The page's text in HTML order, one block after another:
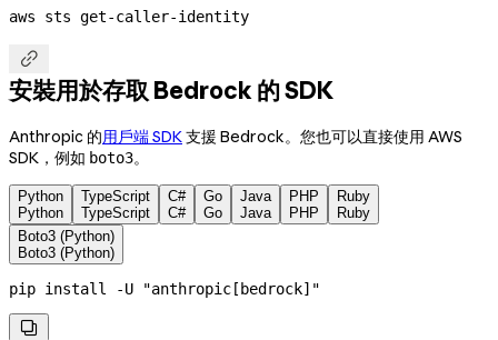
aws sts get-caller-identity

安裝用於存取 Bedrock 的 SDK
Anthropic 的用戶端 SDK支援 Bedrock。您也可以直接使用 AWS
SDK，例如 boto3。
Python
Python
TypeScript
TypeScript
C#
C#
Go
Go
Java
Java
PHP
PHP
Ruby
Ruby
Boto3 (Python)
Boto3 (Python)
pip install -U "anthropic[bedrock]"
